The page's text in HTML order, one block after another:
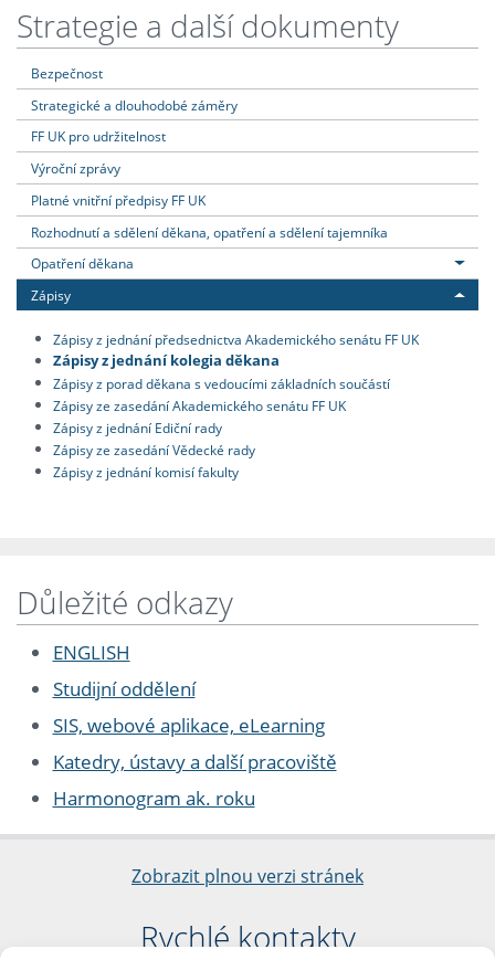
Strategie a další dokumenty
Bezpečnost
Strategické a dlouhodobé záměry
FF UK pro udržitelnost
Výroční zprávy
Platné vnitřní předpisy FF UK
Rozhodnutí a sdělení děkana, opatření a sdělení tajemníka
Opatření děkana
Zápisy
Zápisy z jednání předsednictva Akademického senátu FF UK
Zápisy z jednání kolegia děkana
Zápisy z porad děkana s vedoucími základních součástí
Zápisy ze zasedání Akademického senátu FF UK
Zápisy z jednání Ediční rady
Zápisy ze zasedání Vědecké rady
Zápisy z jednání komisí fakulty
Důležité odkazy
ENGLISH
Studijní oddělení
SIS, webové aplikace, eLearning
Katedry, ústavy a další pracoviště
Harmonogram ak. roku
Zobrazit plnou verzi stránek
Rychlé kontakty